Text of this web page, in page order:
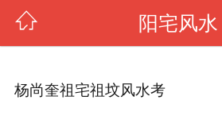
阳宅风水
杨尚奎祖宅祖坟风水考